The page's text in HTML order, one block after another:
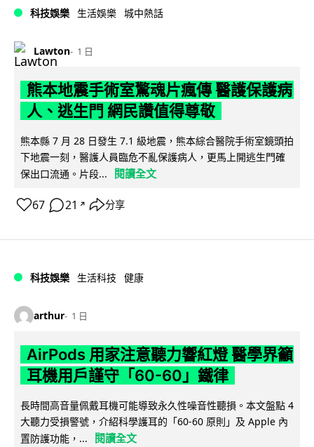
科技娛樂 生活娛樂 城中熱話
Lawton 1 日
熊本地震手術室驚魂片瘋傳 醫護保護病
人、逃生門 網民讚值得尊敬
熊本縣 7 月 28 日發生 7.1 級地震，熊本綜合醫院手術室鏡頭拍
下地震一刻，醫護人員臨危不亂保護病人，更馬上開逃生門確
保出口流通。片段...
閱讀全文
67 21 ↗ 分享
科技娛樂 生活科技 健康
arthur 1 日
AirPods 用家注意聽力響紅燈 醫學界籲
耳機用戶謹守「60-60」鐵律
長時間高音量佩戴耳機可能導致永久性噪音性聽損。本文盤點 4
大聽力受損警號，介紹科學護耳的「60-60 原則」及 Apple 內
置防護功能，...
閱讀全文